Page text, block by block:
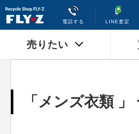
電話する LINE査定
売りたい
「メンズ衣類 」